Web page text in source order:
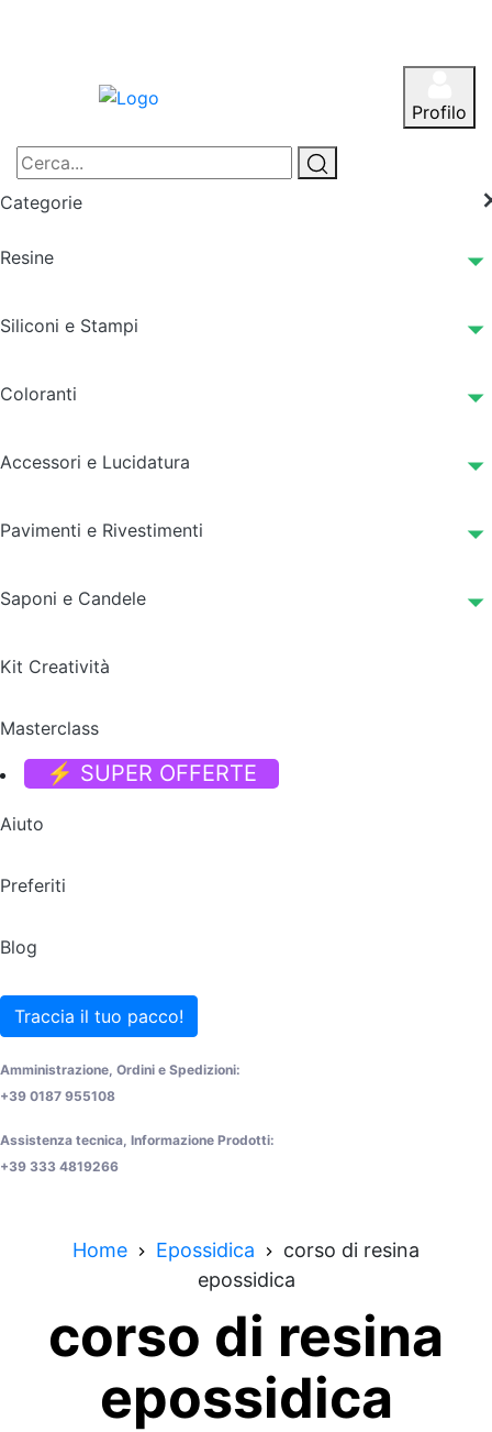
Profilo
Categorie
Resine
Siliconi e Stampi
Coloranti
Accessori e Lucidatura
Pavimenti e Rivestimenti
Saponi e Candele
Kit Creatività
Masterclass
⚡ SUPER OFFERTE
Aiuto
Preferiti
Blog
Traccia il tuo pacco!
Amministrazione, Ordini e Spedizioni:
+39 0187 955108
Assistenza tecnica, Informazione Prodotti:
+39 333 4819266
Home Epossidica
corso di resina
epossidica
corso di resina
epossidica